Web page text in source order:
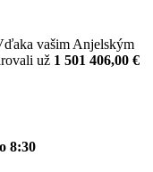
vašim Anjelským
už 1 501 406,00 €
8:30